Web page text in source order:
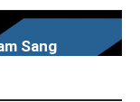
Sang